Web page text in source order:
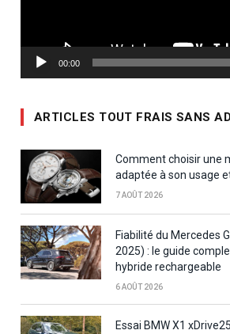
00:00
ARTICLES TOUT FRAIS SANS
Comment choisir une
adaptée à son usage
7 AOÛT 2026
Fiabilité du Mercedes
2025) : le guide
hybride rechargeable
6 AOÛT 2026
Essai BMW X1